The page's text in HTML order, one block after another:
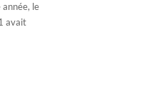
le
avait